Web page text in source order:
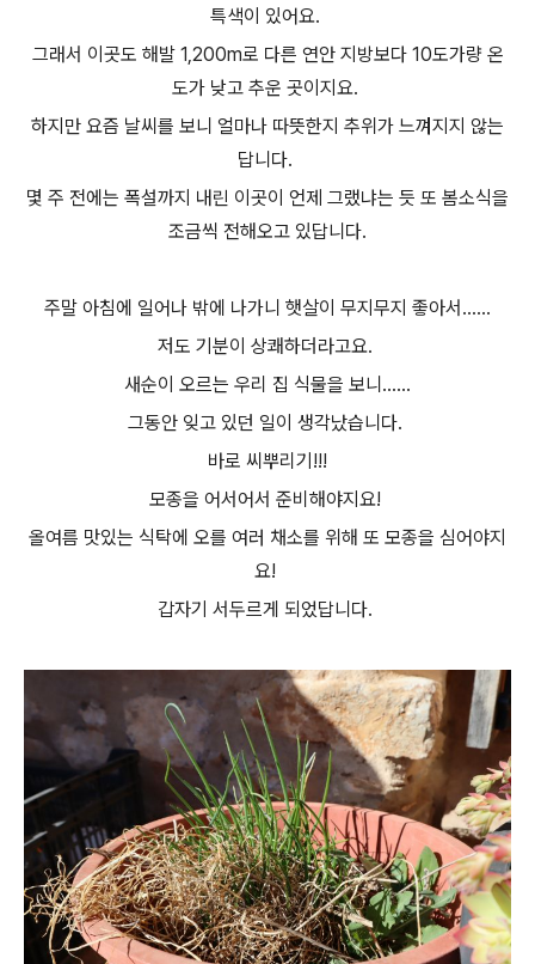
특색이 있어요.
그래서 이곳도 해발 1,200m로 다른 연안 지방보다 10도가량 온
도가 낮고 추운 곳이지요.
하지만 요즘 날씨를 보니 얼마나 따뜻한지 추위가 느껴지지 않는
답니다.
몇 주 전에는 폭설까지 내린 이곳이 언제 그랬냐는 듯 또 봄소식을
조금씩 전해오고 있답니다.
주말 아침에 일어나 밖에 나가니 햇살이 무지무지 좋아서......
저도 기분이 상쾌하더라고요.
새순이 오르는 우리 집 식물을 보니......
그동안 잊고 있던 일이 생각났습니다.
바로 씨뿌리기!!!
모종을 어서어서 준비해야지요!
올여름 맛있는 식탁에 오를 여러 채소를 위해 또 모종을 심어야지
요!
갑자기 서두르게 되었답니다.